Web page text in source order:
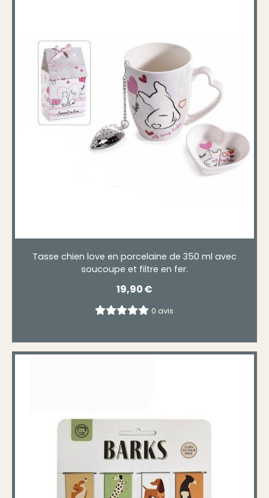
Tasse chien love en porcelaine de 350 ml avec
soucoupe et filtre en fer.
19,90€
0 avis